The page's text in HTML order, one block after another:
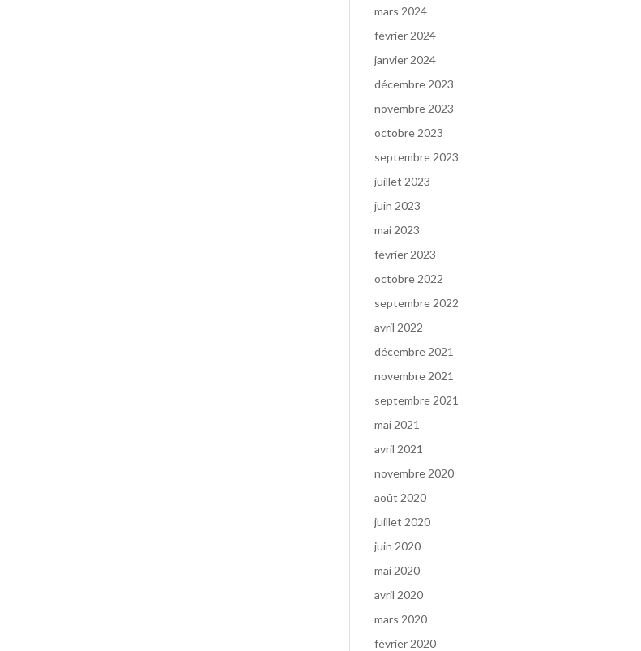
mars 2024
février 2024
janvier 2024
décembre 2023
novembre 2023
octobre 2023
septembre 2023
juillet 2023
juin 2023
mai 2023
février 2023
octobre 2022
septembre 2022
avril 2022
décembre 2021
novembre 2021
septembre 2021
mai 2021
avril 2021
novembre 2020
août 2020
juillet 2020
juin 2020
mai 2020
avril 2020
mars 2020
février 2020